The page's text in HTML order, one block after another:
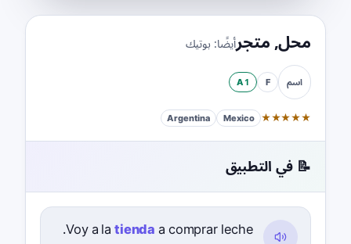
محل,متجرأيضًا:بوتيك
اسم F
A1
★
★
★
★
★
Mexico
Argentina
📝 في التطبيق
Voy a latiendaa comprar leche.